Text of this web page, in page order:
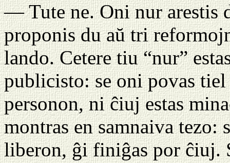
— Tute ne. Oni nur arestis
proponis du aŭ tri
lando. Cetere tiu “nur”
publicisto: se oni povas
personon, ni ĉiuj estas
montras en samnaiva tezo:
liberon, ĝi finiĝas por ĉiuj.